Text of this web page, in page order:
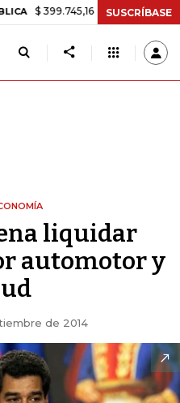
+$ 2.295,71 +0,58%
SUSCRÍBASE
liquidar
automotor y
de 2014